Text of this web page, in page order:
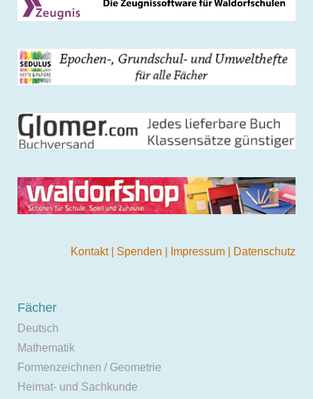
Kontakt Spenden Impressum Datenschutz
Fächer
Deutsch
Mathematik
Formenzeichnen / Geometrie
Heimat- und Sachkunde